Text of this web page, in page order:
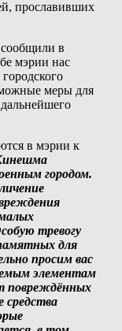
прославивших
в
мэрии нас
меры для
в мэрии к
городом.
тревогу
для
просим вас
элементам
повреждённых
средства